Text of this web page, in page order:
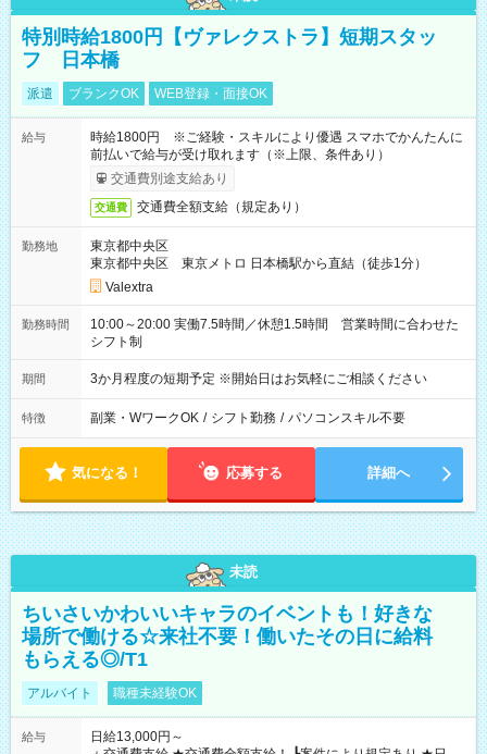
特別時給1800円【ヴァレクストラ】短期スタッ
フ 日本橋
派遣 ブランクOK WEB登録・面接OK
給与
時給1800円 ※ご経験・スキルにより優遇 スマホでかんたんに
前払いで給与が受け取れます（※上限、条件あり）
交通費別途支給あり
交通費 交通費全額支給（規定あり）
勤務地
東京都中央区
東京都中央区 東京メトロ 日本橋駅から直結（徒歩1分）
Valextra
勤務時間
10:00～20:00 実働7.5時間／休憩1.5時間 営業時間に合わせた
シフト制
期間 3か月程度の短期予定 ※開始日はお気軽にご相談ください
特徴 副業・WワークOK / シフト勤務 / パソコンスキル不要
気になる！ 応募する 詳細へ
未読
ちいさいかわいいキャラのイベントも！好きな
場所で働ける☆来社不要！働いたその日に給料
もらえる◎/T1
アルバイト 職種未経験OK
給与
日給13,000円～